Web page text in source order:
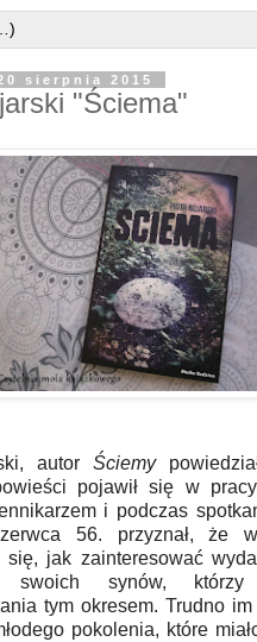
sierpnia 2015
"Ściema"
autor Ściemy
pojawił się w
i podczas
56. przyznał, że
się, jak zainteresować
swoich synów,
tym okresem. Trudno
pokolenia, które